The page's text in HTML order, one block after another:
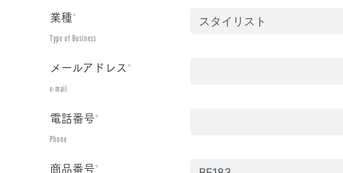
業種*
Type of Business
メールアドレス*
e-mail
電話番号*
Phone
商品番号*